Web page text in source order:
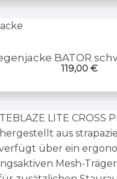
BATOR
119,00€